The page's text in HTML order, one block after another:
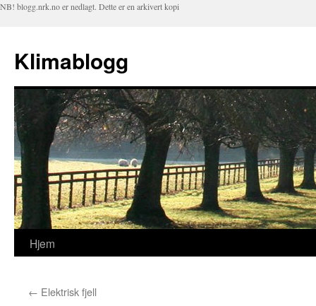
NB! blogg.nrk.no er nedlagt. Dette er en arkivert kopi
Klimablogg
Hopp
innhold
Hjem
← Elektrisk fjell